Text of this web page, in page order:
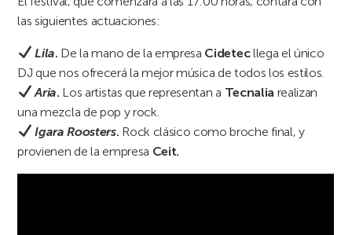
las siguientes actuaciones:
Lila. De la mano de la empresa Cidetecllega el único
DJ que nos ofrecerá la mejor música de todos los estilos.
Aria. Los artistas que representan a Tecnalia realizan
una mezcla de pop y rock.
Igara Roosters. Rock clásico como broche final, y
provienen de la empresa Ceit.